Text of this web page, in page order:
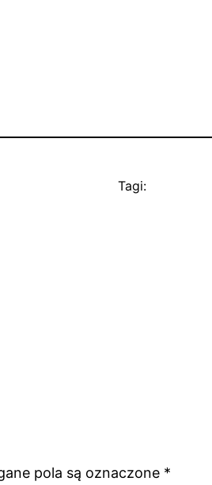
Tagi:
pola są oznaczone *